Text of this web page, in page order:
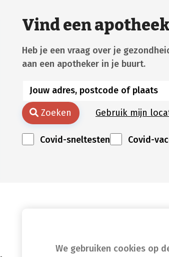
We gebruiken cookies op
Vind een apotheek
Heb je een vraag over je
aan een apotheker in je buurt.
Zoeken Gebruik mijn
Covid-sneltesten Covid-